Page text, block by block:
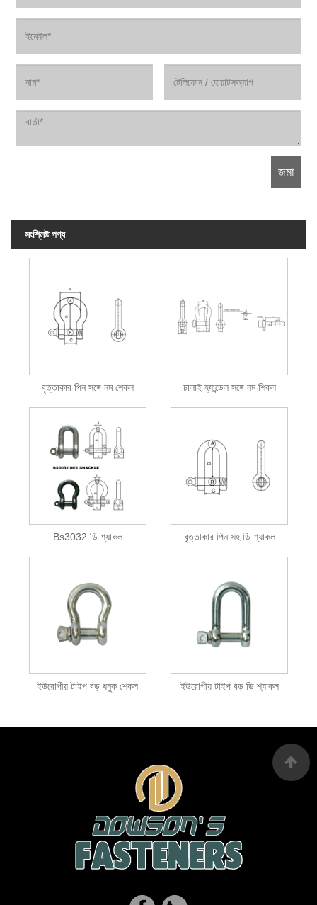
সংশ্লিষ্ট পণ্য
বৃত্তাকার পিন সঙ্গে নম শেকল ঢালাই হ্যান্ডেল সঙ্গে নম শিকল
Bs3032 ডি শ্যাকল বৃত্তাকার পিন সহ ডি শ্যাকল
ইউরোপীয় টাইপ বড় ধনুক শেকল ইউরোপীয় টাইপ বড় ডি শ্যাকল